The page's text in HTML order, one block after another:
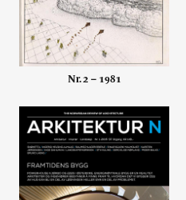
Tidligere utgaver
Alle utgaver
Made in Norway
Bokomtaler
Nr. 2 – 1981